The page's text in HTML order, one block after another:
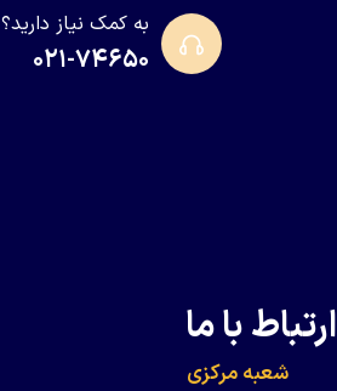
به کمک نیاز دارید؟
۰۲۱-۷۴۶۵۰
ارتباط با ما
شعبه مرکزی